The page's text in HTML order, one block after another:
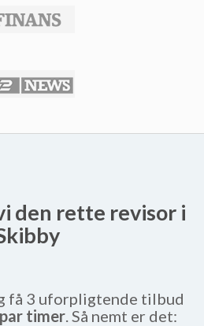
den rette revisor i
få 3 uforpligtende tilbud
timer. Så nemt er det: